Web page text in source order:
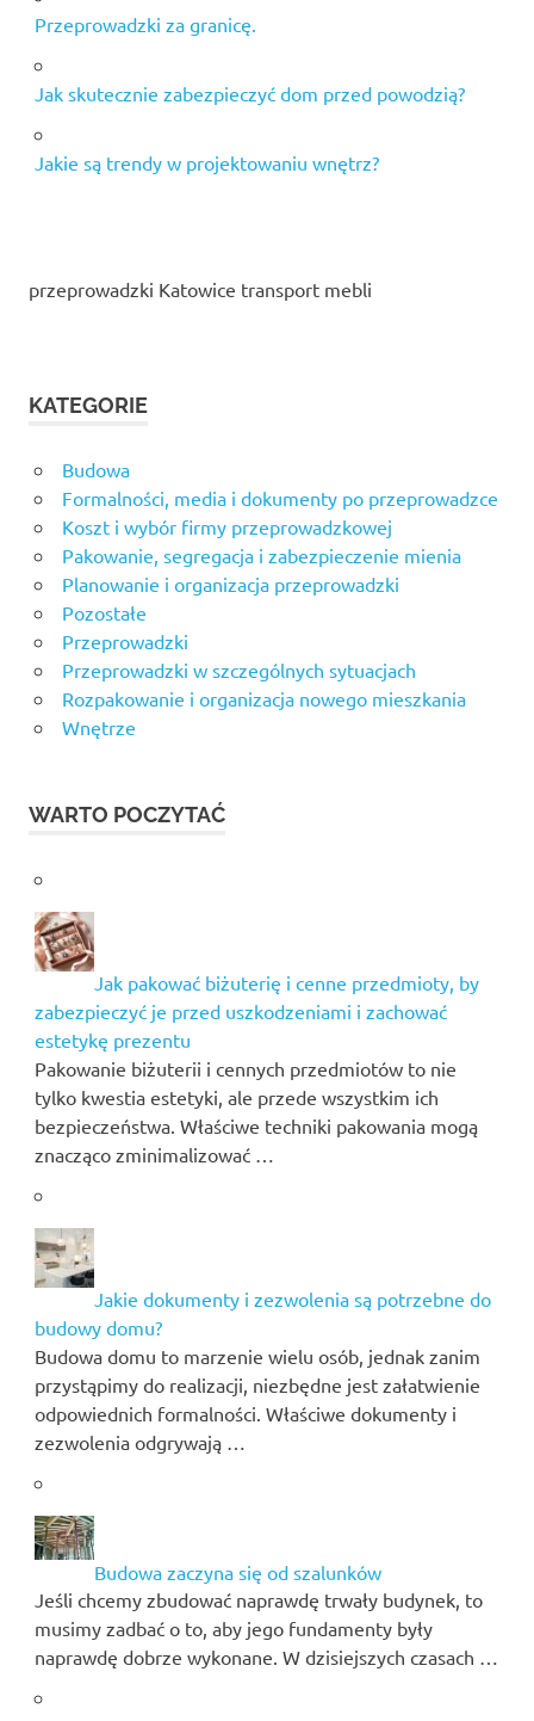
Przeprowadzki za granicę.
Jak skutecznie zabezpieczyć dom przed powodzią?
Jakie są trendy w projektowaniu wnętrz?
przeprowadzki Katowice transport mebli
KATEGORIE
Budowa
Formalności, media i dokumenty po przeprowadzce
Koszt i wybór firmy przeprowadzkowej
Pakowanie, segregacja i zabezpieczenie mienia
Planowanie i organizacja przeprowadzki
Pozostałe
Przeprowadzki
Przeprowadzki w szczególnych sytuacjach
Rozpakowanie i organizacja nowego mieszkania
Wnętrze
WARTO POCZYTAĆ
Jak pakować biżuterię i cenne przedmioty, by
zabezpieczyć je przed uszkodzeniami i zachować
estetykę prezentu
Pakowanie biżuterii i cennych przedmiotów to nie
tylko kwestia estetyki, ale przede wszystkim ich
bezpieczeństwa. Właściwe techniki pakowania mogą
znacząco zminimalizować …
Jakie dokumenty i zezwolenia są potrzebne do
budowy domu?
Budowa domu to marzenie wielu osób, jednak zanim
przystąpimy do realizacji, niezbędne jest załatwienie
odpowiednich formalności. Właściwe dokumenty i
zezwolenia odgrywają …
Budowa zaczyna się od szalunków
Jeśli chcemy zbudować naprawdę trwały budynek, to
musimy zadbać o to, aby jego fundamenty były
naprawdę dobrze wykonane. W dzisiejszych czasach …